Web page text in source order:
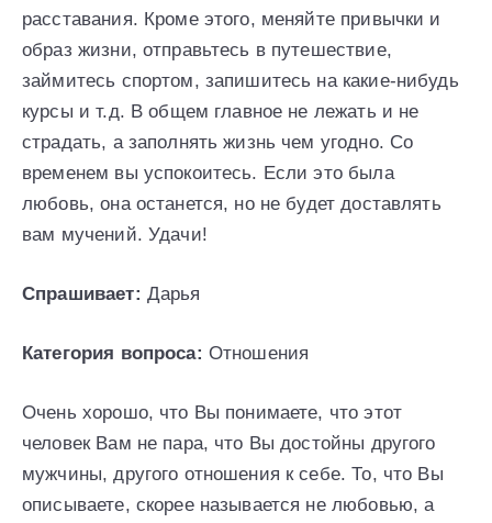
расставания. Кроме этого, меняйте привычки и
образ жизни, отправьтесь в путешествие,
займитесь спортом, запишитесь на какие-нибудь
курсы и т.д. В общем главное не лежать и не
страдать, а заполнять жизнь чем угодно. Со
временем вы успокоитесь. Если это была
любовь, она останется, но не будет доставлять
вам мучений. Удачи!
Спрашивает: Дарья
Категория вопроса: Отношения
Очень хорошо, что Вы понимаете, что этот
человек Вам не пара, что Вы достойны другого
мужчины, другого отношения к себе. То, что Вы
описываете, скорее называется не любовью, а